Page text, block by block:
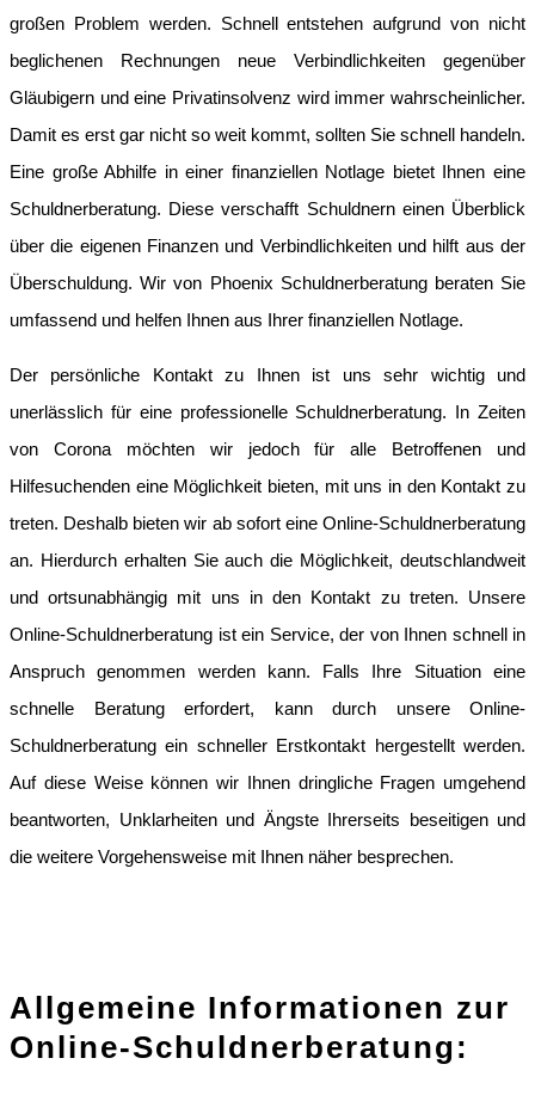
großen Problem werden. Schnell entstehen aufgrund von nicht
beglichenen Rechnungen neue Verbindlichkeiten gegenüber
Gläubigern und eine Privatinsolvenz wird immer wahrscheinlicher.
Damit es erst gar nicht so weit kommt, sollten Sie schnell handeln.
Eine große Abhilfe in einer finanziellen Notlage bietet Ihnen eine
Schuldnerberatung. Diese verschafft Schuldnern einen Überblick
über die eigenen Finanzen und Verbindlichkeiten und hilft aus der
Überschuldung. Wir von Phoenix Schuldnerberatung beraten Sie
umfassend und helfen Ihnen aus Ihrer finanziellen Notlage.
Der persönliche Kontakt zu Ihnen ist uns sehr wichtig und
unerlässlich für eine professionelle Schuldnerberatung. In Zeiten
von Corona möchten wir jedoch für alle Betroffenen und
Hilfesuchenden eine Möglichkeit bieten, mit uns in den Kontakt zu
treten. Deshalb bieten wir ab sofort eine Online-Schuldnerberatung
an. Hierdurch erhalten Sie auch die Möglichkeit, deutschlandweit
und ortsunabhängig mit uns in den Kontakt zu treten. Unsere
Online-Schuldnerberatung ist ein Service, der von Ihnen schnell in
Anspruch genommen werden kann. Falls Ihre Situation eine
schnelle Beratung erfordert, kann durch unsere Online-
Schuldnerberatung ein schneller Erstkontakt hergestellt werden.
Auf diese Weise können wir Ihnen dringliche Fragen umgehend
beantworten, Unklarheiten und Ängste Ihrerseits beseitigen und
die weitere Vorgehensweise mit Ihnen näher besprechen.
Allgemeine Informationen zur
Online-Schuldnerberatung: